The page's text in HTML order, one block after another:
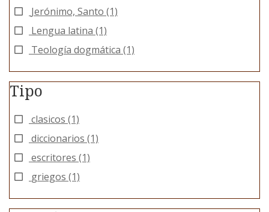
Jerónimo, Santo (1)
Lengua latina (1)
Teología dogmática (1)
Tipo
clasicos (1)
diccionarios (1)
escritores (1)
griegos (1)